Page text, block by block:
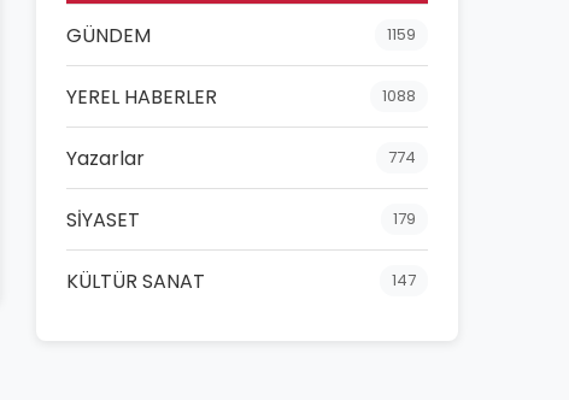
GÜNDEM 1159
YEREL HABERLER 1088
Yazarlar 774
SİYASET 179
KÜLTÜR SANAT 147